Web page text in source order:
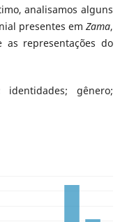
analisamos alguns
presentes emZama,
representações do
identidades; gênero;